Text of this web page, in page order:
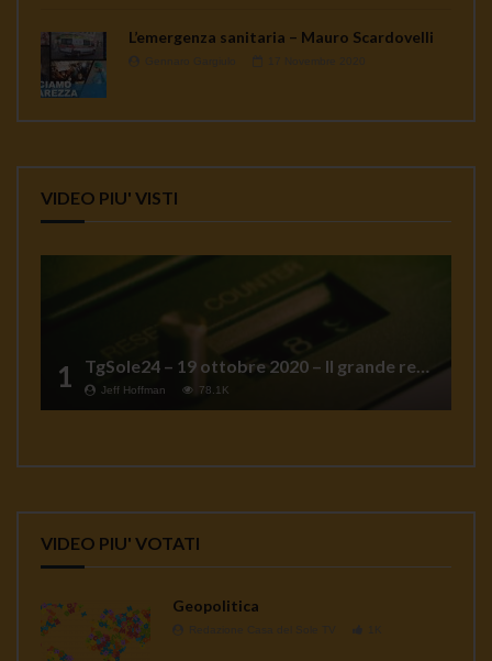
L’emergenza sanitaria – Mauro Scardovelli
VIDEO PIU' VISTI
1 Jeff Hoffman 78.1K
VIDEO PIU' VOTATI
Geopolitica